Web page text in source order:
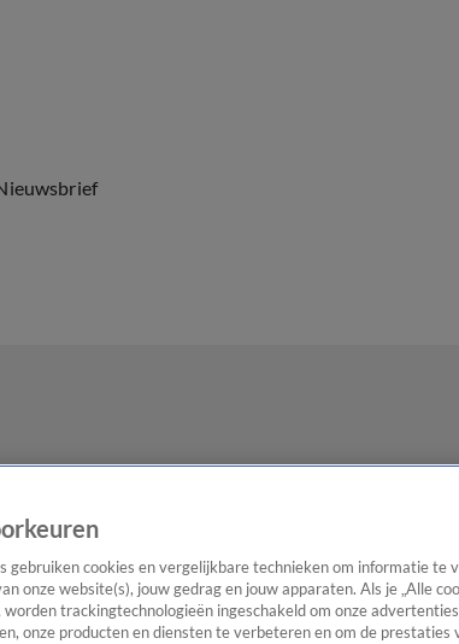
gebruiken cookies en vergelijkbare technieken om informatie te
onze website(s), jouw gedrag en jouw apparaten. Als je „Alle
worden trackingtechnologieën ingeschakeld om onze
onze producten en diensten te verbeteren en om de prestaties